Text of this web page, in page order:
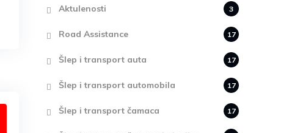
Aktulenosti 3
Road Assistance 17
Šlep i transport auta 17
Šlep i transport automobila 17
Šlep i transport čamaca 17